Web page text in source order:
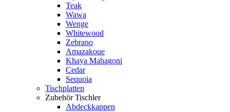
Teak
Wawa
Wenge
Whitewood
Zebrano
Amazakoue
Khaya Mahagoni
Cedar
Sequoia
Tischplatten
Zubehör Tischler
Abdeckkappen